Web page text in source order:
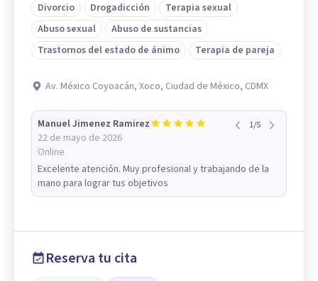
Divorcio
Drogadicción
Terapia sexual
Abuso sexual
Abuso de sustancias
Trastornos del estado de ánimo
Terapia de pareja
Av. México Coyoacán, Xoco, Ciudad de México, CDMX
Manuel Jimenez Ramirez
22 de mayo de 2026
Online
1/5
Excelente atención. Muy profesional y trabajando de la
mano para lograr tus objetivos
Reserva tu cita